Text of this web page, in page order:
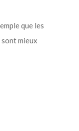
que les
mieux